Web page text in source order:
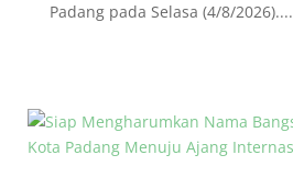
Padang pada Selasa (4/8/2026)....